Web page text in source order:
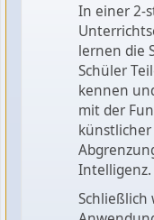
In einer 2-
lernen die
Schüler
kennen
mit der
Intelligenz.
Schließlich